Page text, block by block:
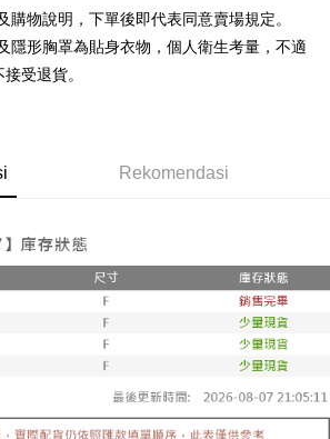
OP Pay Later]
Later sebagai kaedah pembayaran, sistem
bilangan ansuran, dan menetapkan tarikh
akan dianggap selesai setelah pembayaran
tempoh ansuran yang tersedia, dan yuran
tertakluk kepada maklumat yang dinyatakan
transaksi seterusnya.
dalam masa 30 minit selepas pesanan
gagal dalam proses semakan, pesanan
sebagai kaedah pembayaran, mesej
muncul.
ditetapkan.
anda akan menerima SMS pembayaran
menerima pemberitahuan tolak aplikasi
apabila anda menerima produk. Sila buat
serbaneka utama, ATM atau perbankan
pembayaran atau pemberitahuan tolak aplikasi
tempoh pembayaran adalah 14 hari. Walau
percuma untuk pesanan
購物說明，下單後即代表同意賣場規定。
隱形胸罩為貼身衣物，個人衛生考量，不適
受退貨。
Rekomendasi